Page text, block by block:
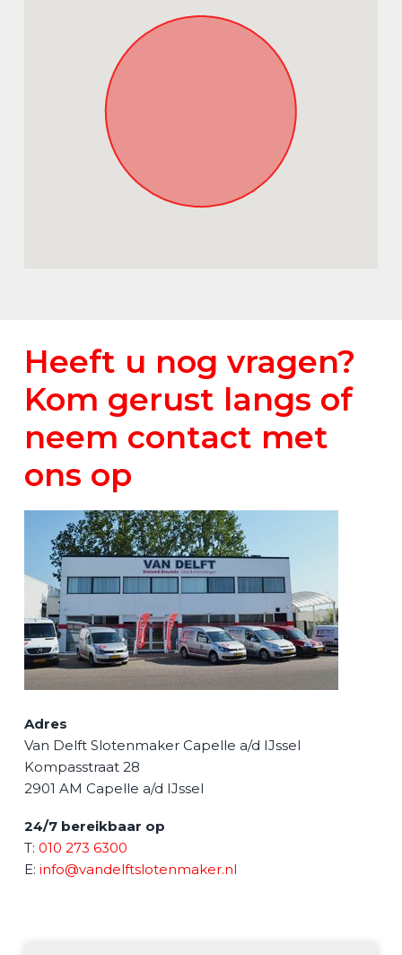
Heeft u nog vragen?
Kom gerust langs of
neem contact met
ons op
Adres
Van Delft Slotenmaker Capelle a/d IJssel
Kompasstraat 28
2901 AM Capelle a/d IJssel
24/7 bereikbaar op
T: 010 273 6300
E: info@vandelftslotenmaker.nl